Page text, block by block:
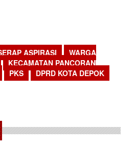
ASPIRASI
WARGA
KECAMATAN PANCORAN
PKS DPRD KOTA DEPOK